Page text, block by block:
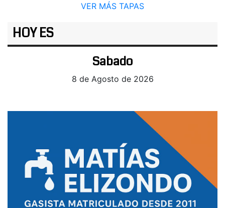
VER MÁS TAPAS
HOY ES
Sabado
8 de Agosto de 2026